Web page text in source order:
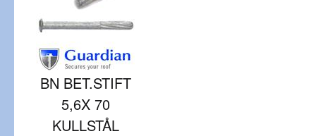
BN BET.STIFT
5,6X 70
KULLSTÅL